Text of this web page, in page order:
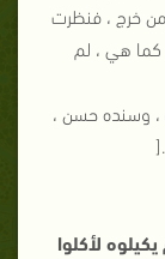
خرج ، فنظرت
كما هي ، لم
ورجاله ثقات ، وسنده حسن ،
لأكلوا